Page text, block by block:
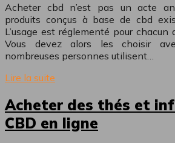
Acheter cbd n’est pas un acte
produits conçus à base de cbd
L’usage est réglementé pour chacun
Vous devez alors les choisir
nombreuses personnes utilisent…
Lire la suite
Acheter des thés et
CBD en ligne